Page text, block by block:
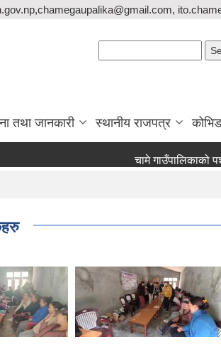
तथा जानकारी स्थानीय राजपत्र
चामे गाउँपालिकाको पशु